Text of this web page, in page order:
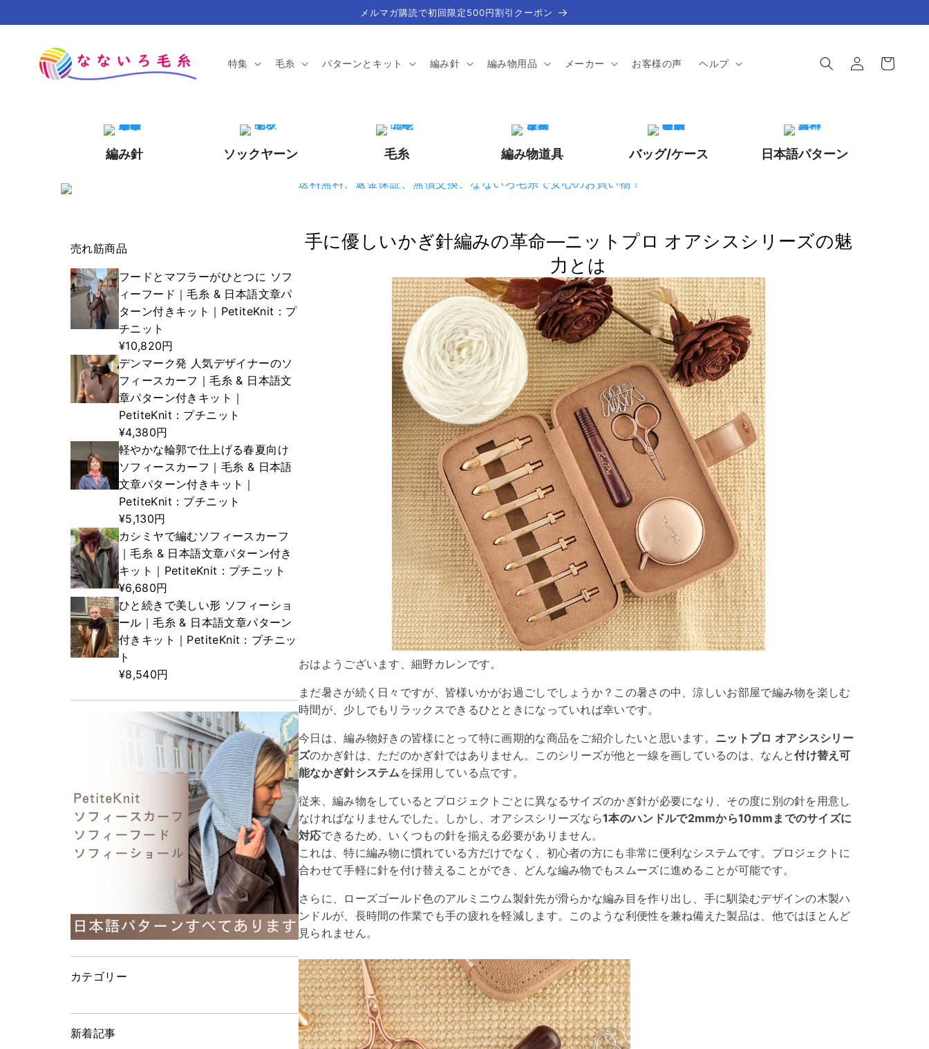
進む
メルマガ購読で初回限定500円割引クーポン
特集 毛糸 パターンとキット 編み針 編み物用品 メーカー お客様の声 ヘルプ
グ
イ
ー
編み針 ソックヤーン 毛糸 編み物道具 バッグ/ケース 日本語パターン
売れ筋商品
フードとマフラーがひとつに ソフ
ィーフード｜毛糸 & 日本語文章パ
ターン付きキット｜PetiteKnit：プ
チニット
¥10,820円
デンマーク発 人気デザイナーのソ
フィースカーフ｜毛糸 & 日本語文
章パターン付きキット｜
PetiteKnit：プチニット
¥4,380円
軽やかな輪郭で仕上げる春夏向け
ソフィースカーフ｜毛糸 & 日本語
文章パターン付きキット｜
PetiteKnit：プチニット
¥5,130円
カシミヤで編むソフィースカーフ
｜毛糸 & 日本語文章パターン付き
キット｜PetiteKnit：プチニット
¥6,680円
ひと続きで美しい形 ソフィーショ
ール｜毛糸 & 日本語文章パターン
付きキット｜PetiteKnit：プチニッ
ト
¥8,540円
カテゴリー
新着記事
手に優しいかぎ針編みの革命—ニットプロ オアシスシリーズの魅
力とは
おはようございます、細野カレンです。
まだ暑さが続く日々ですが、皆様いかがお過ごしでしょうか？この暑さの中、涼しいお部屋で編み物を楽しむ
時間が、少しでもリラックスできるひとときになっていれば幸いです。
今日は、編み物好きの皆様にとって特に画期的な商品をご紹介したいと思います。 ニットプロ オアシスシリー
ズのかぎ針は、ただのかぎ針ではありません。このシリーズが他と一線を画しているのは、なんと付け替え可
能なかぎ針システムを採用している点です。
従来、編み物をしているとプロジェクトごとに異なるサイズのかぎ針が必要になり、その度に別の針を用意し
なければなりませんでした。しかし、オアシスシリーズなら1本のハンドルで2mmから10mmまでのサイズに
対応できるため、いくつもの針を揃える必要がありません。
これは、特に編み物に慣れている方だけでなく、初心者の方にも非常に便利なシステムです。プロジェクトに
合わせて手軽に針を付け替えることができ、どんな編み物でもスムーズに進めることが可能です。
さらに、ローズゴールド色のアルミニウム製針先が滑らかな編み目を作り出し、手に馴染むデザインの木製ハ
ンドルが、長時間の作業でも手の疲れを軽減します。このような利便性を兼ね備えた製品は、他ではほとんど
見られません。